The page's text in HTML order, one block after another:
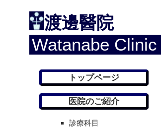
渡邊醫院
Watanabe Clinic
トップページ
医院のご紹介
診療科目